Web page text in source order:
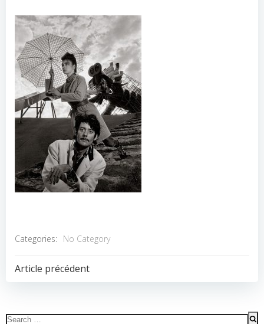
Categories: No Category
POST
Article précédent
Search